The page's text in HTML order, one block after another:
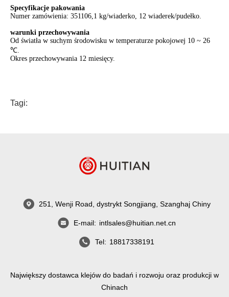
Specyfikacje pakowania
Numer zamówienia: 351106,1 kg/wiaderko, 12 wiaderek/pudełko.
warunki przechowywania
Od światła w suchym środowisku w temperaturze pokojowej 10 ~ 26
℃.
Okres przechowywania 12 miesięcy.
Tagi:
251, Wenji Road, dystrykt Songjiang, Szanghaj Chiny
E-mail: intlsales@huitian.net.cn
Tel: 18817338191
Największy dostawca klejów do badań i rozwoju oraz produkcji w
Chinach